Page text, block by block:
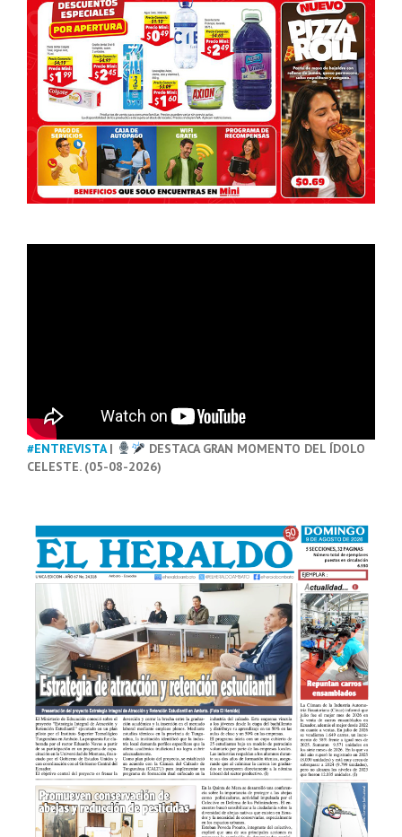
#ENTREVISTA|
DESTACA GRAN MOMENTO DEL ÍDOLO
CELESTE. (05-08-2026)